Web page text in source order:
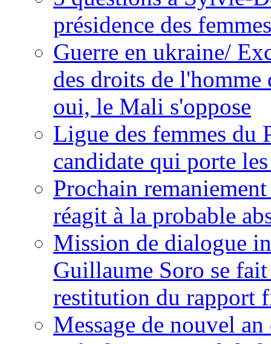
présidence des
Guerre en ukraine/
des droits de
oui, le Mali s'oppose
Ligue des femmes du
candidate qui porte
Prochain
réagit à la probable
Mission de dialogue
Guillaume Soro se
restitution du rapport
Message de nouvel